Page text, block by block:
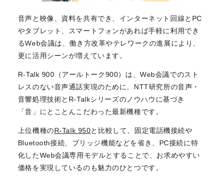
音声と映像、資料を共有でき、インターネット回線とPC
やタブレット、スマートフォンがあれば手軽に利用でき
るWeb会議は、働き方改革やテレワークの進展により、
更に活用シーンが増えています。
R-Talk 900（アールトーク900）は、Web会議でのスト
レスのない音声通話実現のために、NTT研究所の音声・
音響処理技術とR-Talkシリーズのノウハウに基づき
「音」にとことんこだわった最新機種です。
上位機種のR-Talk 950と比較して、固定電話機接続や
Bluetooth接続、ブリッジ機能などを省き、PC接続に特
化したWeb会議専用モデルとすることで、お求めやすい
価格を実現しているのも魅力のひとつです。